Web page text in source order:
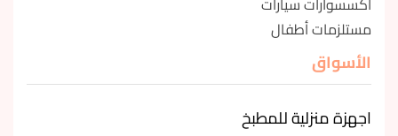
مستلزمات أطفال
الأسواق
اجهزة منزلية للمطبخ